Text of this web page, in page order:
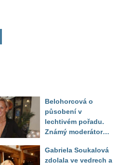
Belohorcová o
působení v
lechtivém pořadu.
Známý moderátor
sledoval pod dekou
Gabriela Soukalová
zdolala ve vedrech a